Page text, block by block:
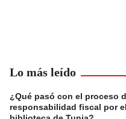
Lo más leído
¿Qué pasó con el proceso
responsabilidad fiscal por